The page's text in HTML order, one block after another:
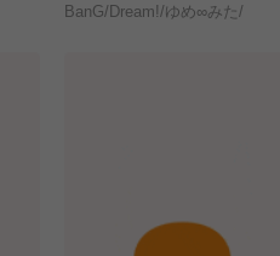
BanG/Dream!/ゆめ∞みた/